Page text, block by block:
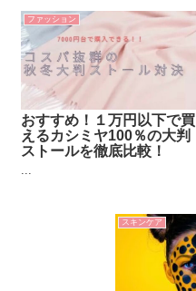
ファッション
おすすめ！１万円以下で買
えるカシミヤ100％の大判
ストールを徹底比較！
...
スキンケア